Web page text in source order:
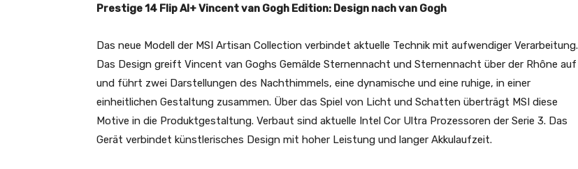
Prestige 14 Flip AI+ Vincent van Gogh Edition: Design nach van Gogh
Das neue Modell der MSI Artisan Collection verbindet aktuelle Technik mit aufwendiger Verarbeitung.
Das Design greift Vincent van Goghs Gemälde Sternennacht und Sternennacht über der Rhône auf
und führt zwei Darstellungen des Nachthimmels, eine dynamische und eine ruhige, in einer
einheitlichen Gestaltung zusammen. Über das Spiel von Licht und Schatten überträgt MSI diese
Motive in die Produktgestaltung. Verbaut sind aktuelle Intel Cor Ultra Prozessoren der Serie 3. Das
Gerät verbindet künstlerisches Design mit hoher Leistung und langer Akkulaufzeit.